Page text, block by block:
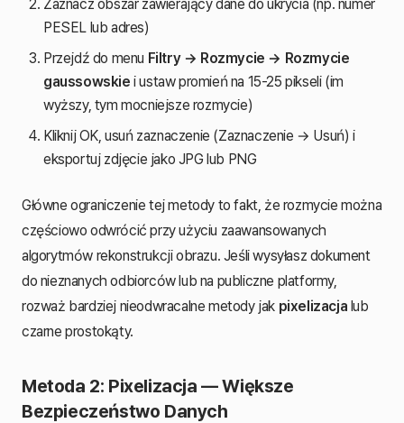
Zaznacz obszar zawierający dane do ukrycia (np. numer
PESEL lub adres)
Przejdź do menu Filtry → Rozmycie → Rozmycie
gaussowskie i ustaw promień na 15-25 pikseli (im
wyższy, tym mocniejsze rozmycie)
Kliknij OK, usuń zaznaczenie (Zaznaczenie → Usuń) i
eksportuj zdjęcie jako JPG lub PNG
Główne ograniczenie tej metody to fakt, że rozmycie można
częściowo odwrócić przy użyciu zaawansowanych
algorytmów rekonstrukcji obrazu. Jeśli wysyłasz dokument
do nieznanych odbiorców lub na publiczne platformy,
rozważ bardziej nieodwracalne metody jak pixelizacja lub
czarne prostokąty.
Metoda 2: Pixelizacja — Większe
Bezpieczeństwo Danych